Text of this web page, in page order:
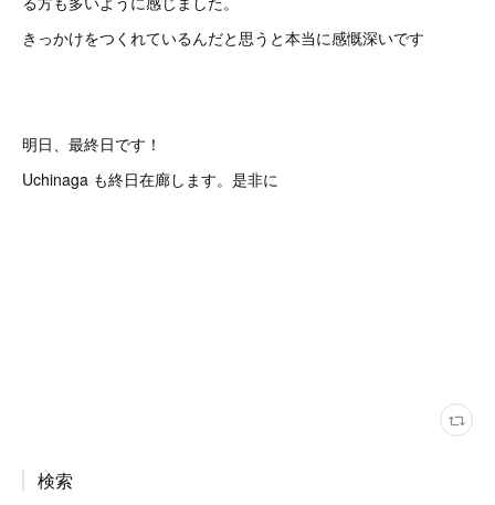
きっかけをつくれているんだと思うと本当に感慨深いです
明日、最終日です！
Uchinaga も終日在廊します。是非に
検索